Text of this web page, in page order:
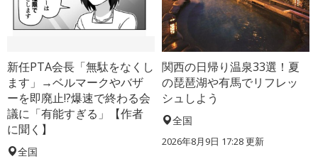
新任PTA会長「無駄をなくし
ます」→ベルマークやバザ
ーを即廃止!?爆速で終わる会
議に「有能すぎる」【作者
に聞く】
全国
関西の日帰り温泉33選！夏
の琵琶湖や有馬でリフレッ
シュしよう
全国
2026年8月9日 17:28更新